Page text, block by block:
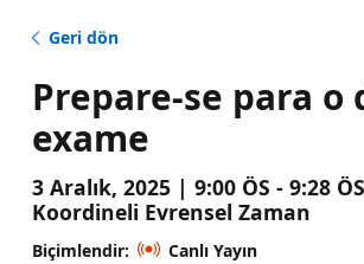
Geri dön
Prepare-se para o
exame
3 Aralık, 2025 | 9:00 ÖS - 9:28
Koordineli Evrensel Zaman
Biçimlendir:
Canlı Yayın